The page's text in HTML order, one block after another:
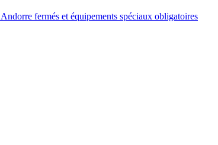
fermés et équipements spéciaux obligatoires